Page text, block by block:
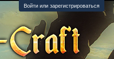
Войти или зарегистрироваться